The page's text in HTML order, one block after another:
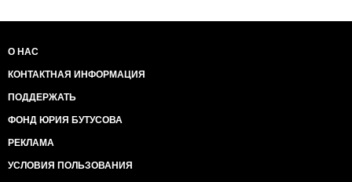
О НАС
КОНТАКТНАЯ ИНФОРМАЦИЯ
ПОДДЕРЖАТЬ
ФОНД ЮРИЯ БУТУСОВА
РЕКЛАМА
УСЛОВИЯ ПОЛЬЗОВАНИЯ